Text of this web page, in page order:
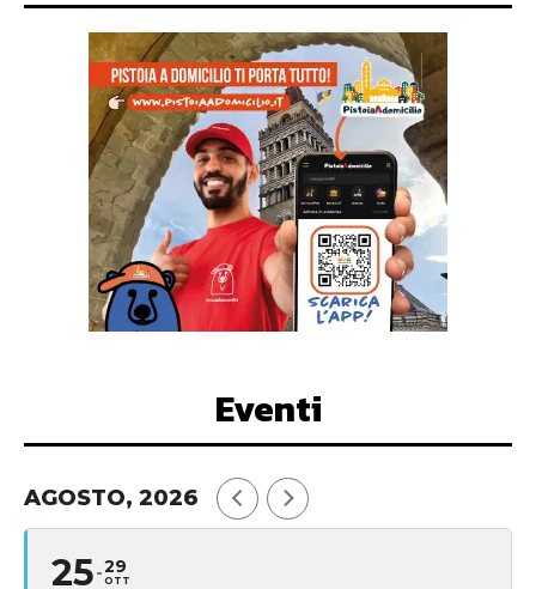
Eventi
AGOSTO, 2026
25 29
OTT